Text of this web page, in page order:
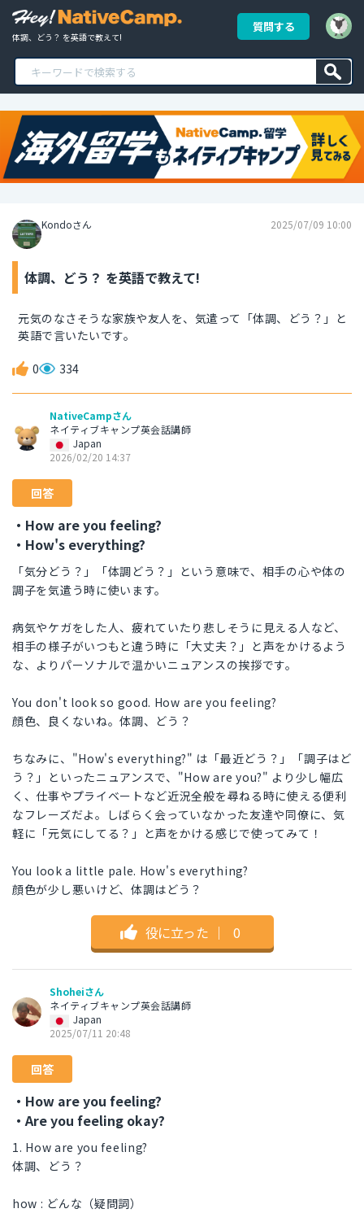
体調、どう？ を英語で教えて!
質問する
Kondoさん 2025/07/09 10:00
体調、どう？ を英語で教えて!
元気のなさそうな家族や友人を、気遣って「体調、どう？」と
英語で言いたいです。
0 334
NativeCampさん
ネイティブキャンプ英会話講師
Japan
2026/02/20 14:37
回答
・How are you feeling?
・How's everything?
「気分どう？」「体調どう？」という意味で、相手の心や体の
調子を気遣う時に使います。
病気やケガをした人、疲れていたり悲しそうに見える人など、
相手の様子がいつもと違う時に「大丈夫？」と声をかけるよう
な、よりパーソナルで温かいニュアンスの挨拶です。
You don't look so good. How are you feeling?
顔色、良くないね。体調、どう？
ちなみに、"How's everything?" は「最近どう？」「調子はど
う？」といったニュアンスで、"How are you?" より少し幅広
く、仕事やプライベートなど近況全般を尋ねる時に使える便利
なフレーズだよ。しばらく会っていなかった友達や同僚に、気
軽に「元気にしてる？」と声をかける感じで使ってみて！
You look a little pale. How's everything?
顔色が少し悪いけど、体調はどう？
役に立った ｜ 0
Shoheiさん
ネイティブキャンプ英会話講師
Japan
2025/07/11 20:48
回答
・How are you feeling?
・Are you feeling okay?
1. How are you feeling?
体調、どう？
how : どんな（疑問詞）